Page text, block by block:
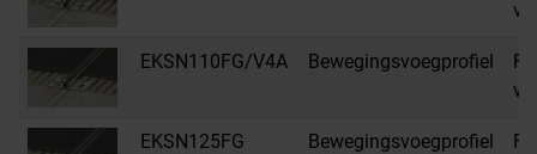
EKSN110FG/V4A Bewegingsvoegprofiel
EKSN125FG Bewegingsvoegprofiel